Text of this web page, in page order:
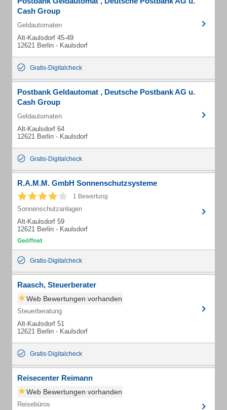
Cash Group
Geldautomaten
Alt-Kaulsdorf 45-49
12621 Berlin - Kaulsdorf
Gratis-Digitalcheck
Postbank Geldautomat , Deutsche Postbank AG u.
Cash Group
Geldautomaten
Alt-Kaulsdorf 64
12621 Berlin - Kaulsdorf
Gratis-Digitalcheck
R.A.M.M. GmbH Sonnenschutzsysteme
1 Bewertung
Sonnenschutzanlagen
Alt-Kaulsdorf 59
12621 Berlin - Kaulsdorf
Gratis-Digitalcheck
Raasch, Steuerberater
Web Bewertungen vorhanden
Steuerberatung
Alt-Kaulsdorf 51
12621 Berlin - Kaulsdorf
Gratis-Digitalcheck
Reisecenter Reimann
Web Bewertungen vorhanden
Reisebüros